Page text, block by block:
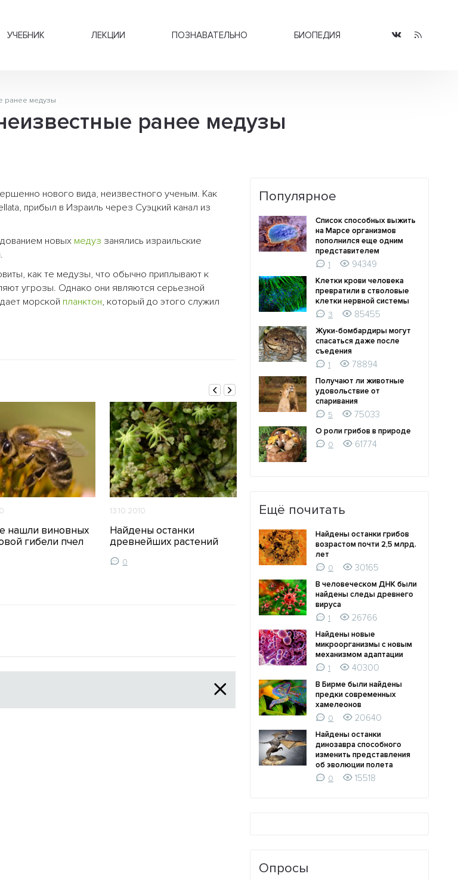
УЧЕБНИК ЛЕКЦИИ ПОЗНАВАТЕЛЬНО БИОПЕДИЯ
ранее медузы
ранее медузы
нового вида, неизвестного ученым. Как
прибыл в Израиль через Суэцкий канал из
новых медуз занялись израильские
как те медузы, что обычно приплывают к
угрозы. Однако они являются серьезной
морской планктон, который до этого служил
нашли виновных
гибели пчел
13.10.2010
Найдены останки
древнейших растений
0
12.10.2010
Учены считают, что
наскомые предпочитают
опылять полосатые или
красные цветы
0
Как
защищают
Популярное
Список способных выжить
на Марсе организмов
пополнился еще одним
представителем
1
94349
Клетки крови человека
превратили в стволовые
клетки нервной системы
3
85455
Жуки-бомбардиры могут
спасаться даже после
съедения
1
78894
Получают ли животные
удовольствие от
спаривания
5
75033
О роли грибов в природе
0
61774
Ещё почитать
Найдены останки грибов
возрастом почти 2,5 млрд.
лет
0
30165
В человеческом ДНК были
найдены следы древнего
вируса
1
26766
Найдены новые
микроорганизмы с новым
механизмом адаптации
1
40300
В Бирме были найдены
предки современных
хамелеонов
0
20640
Найдены останки
динозавра способного
изменить представления
об эволюции полета
0
15518
Опросы